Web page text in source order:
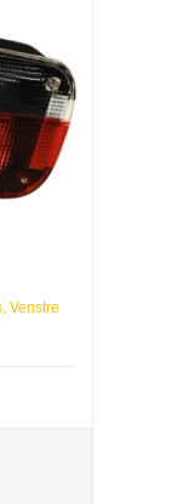
Venstre